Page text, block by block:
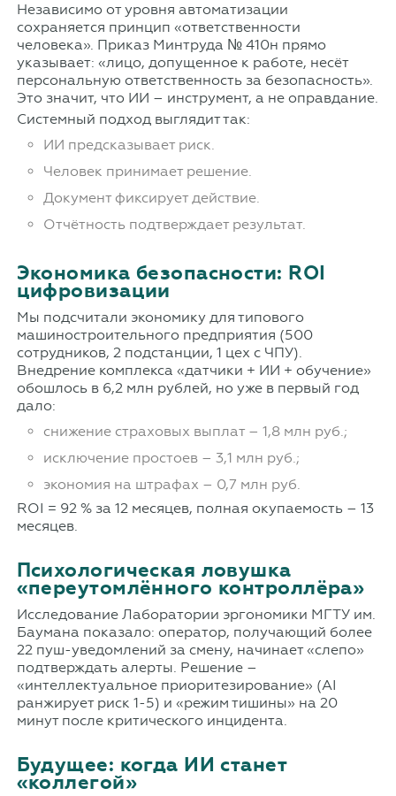
Независимо от уровня автоматизации
сохраняется принцип «ответственности
человека». Приказ Минтруда № 410н прямо
указывает: «лицо, допущенное к работе, несёт
персональную ответственность за безопасность».
Это значит, что ИИ – инструмент, а не оправдание.
Системный подход выглядит так:
ИИ предсказывает риск.
Человек принимает решение.
Документ фиксирует действие.
Отчётность подтверждает результат.
Экономика безопасности: ROI
цифровизации
Мы подсчитали экономику для типового
машиностроительного предприятия (500
сотрудников, 2 подстанции, 1 цех с ЧПУ).
Внедрение комплекса «датчики + ИИ + обучение»
обошлось в 6,2 млн рублей, но уже в первый год
дало:
снижение страховых выплат – 1,8 млн руб.;
исключение простоев – 3,1 млн руб.;
экономия на штрафах – 0,7 млн руб.
ROI = 92 % за 12 месяцев, полная окупаемость – 13
месяцев.
Психологическая ловушка
«переутомлённого контроллёра»
Исследование Лаборатории эргономики МГТУ им.
Баумана показало: оператор, получающий более
22 пуш-уведомлений за смену, начинает «слепо»
подтверждать алерты. Решение –
«интеллектуальное приоритезирование» (AI
ранжирует риск 1-5) и «режим тишины» на 20
минут после критического инцидента.
Будущее: когда ИИ станет
«коллегой»